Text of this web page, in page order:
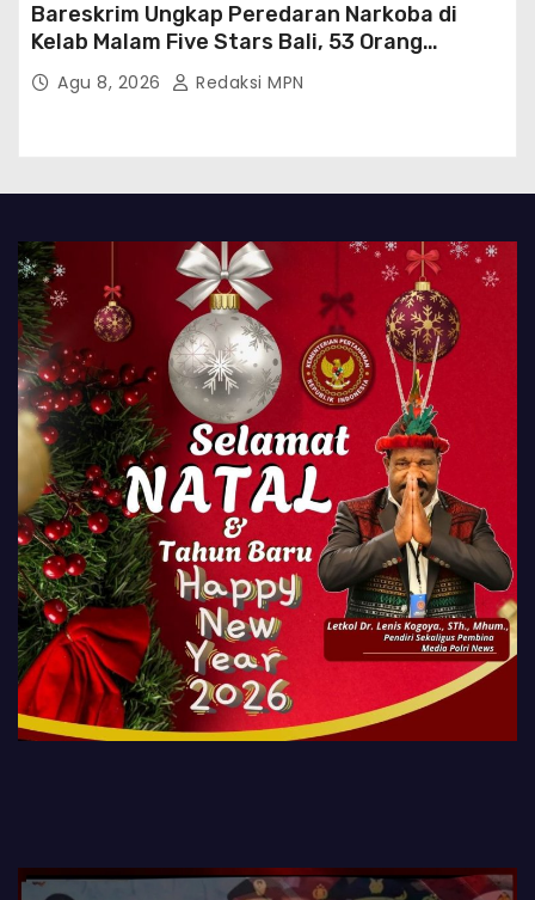
Bareskrim Ungkap Peredaran Narkoba di
Kelab Malam Five Stars Bali, 53 Orang
Diamankan
Agu 8, 2026 Redaksi MPN